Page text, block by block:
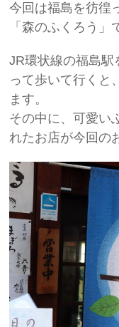
今回は福島を彷徨
「森のふくろう」
JR環状線の福島駅
って歩いて行くと
ます。
その中に、可愛い
れたお店が今回の